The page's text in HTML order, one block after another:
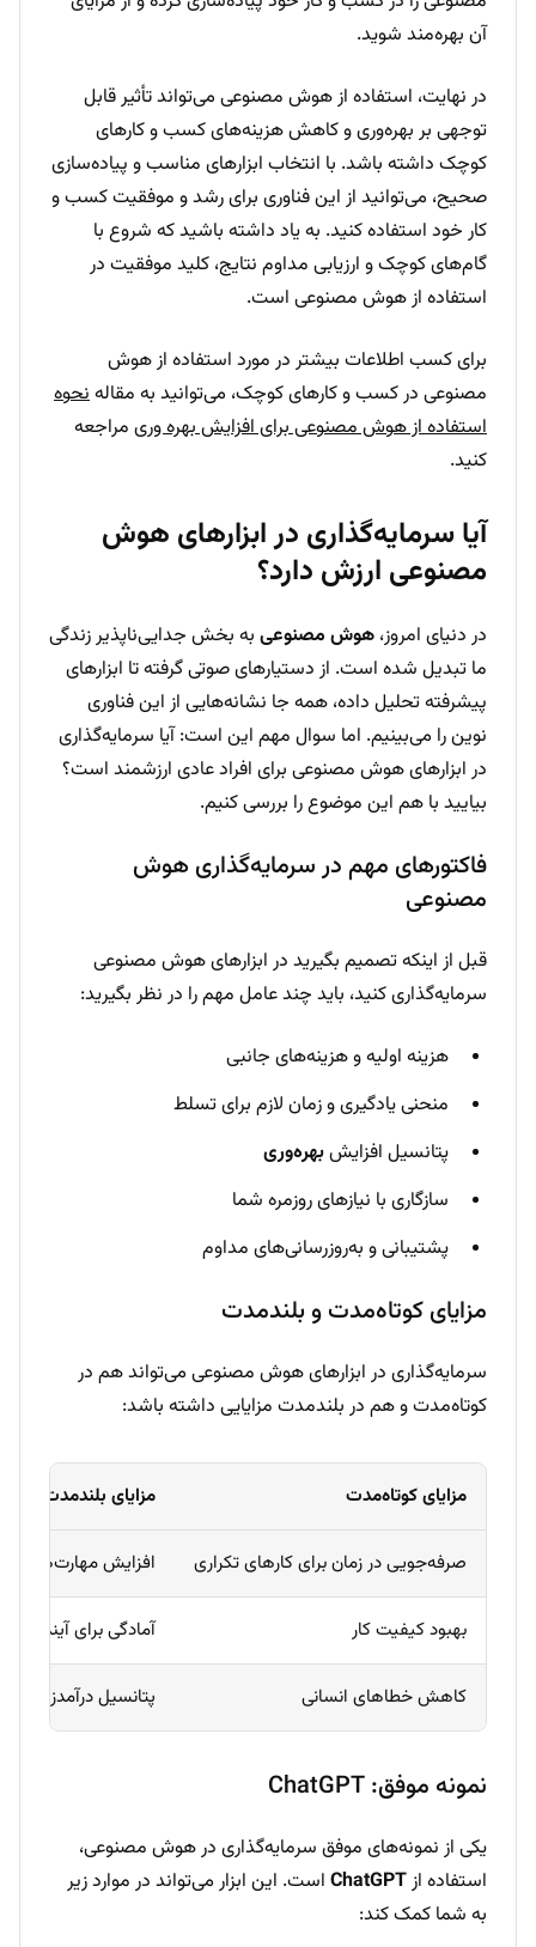
آن بهره‌مند شوید.
در نهایت، استفاده از هوش مصنوعی می‌تواند تأثیر قابل
توجهی بر بهره‌وری و کاهش هزینه‌های کسب و کارهای
کوچک داشته باشد. با انتخاب ابزارهای مناسب و پیاده‌سازی
صحیح، می‌توانید از این فناوری برای رشد و موفقیت کسب و
کار خود استفاده کنید. به یاد داشته باشید که شروع با
گام‌های کوچک و ارزیابی مداوم نتایج، کلید موفقیت در
استفاده از هوش مصنوعی است.
برای کسب اطلاعات بیشتر در مورد استفاده از هوش
مصنوعی در کسب و کارهای کوچک، می‌توانید به مقالهنحوه
استفاده از هوش مصنوعی برای افزایش بهره وری مراجعه
کنید.
آیا سرمایه‌گذاری در ابزارهای هوش
مصنوعی ارزش دارد؟
در دنیای امروز، هوش مصنوعی به بخش جدایی‌ناپذیر زندگی
ما تبدیل شده است. از دستیارهای صوتی گرفته تا ابزارهای
پیشرفته تحلیل داده، همه جا نشانه‌هایی از این فناوری
نوین را می‌بینیم. اما سوال مهم این است: آیا سرمایه‌گذاری
در ابزارهای هوش مصنوعی برای افراد عادی ارزشمند است؟
بیایید با هم این موضوع را بررسی کنیم.
فاکتورهای مهم در سرمایه‌گذاری هوش
مصنوعی
قبل از اینکه تصمیم بگیرید در ابزارهای هوش مصنوعی
سرمایه‌گذاری کنید، باید چند عامل مهم را در نظر بگیرید:
هزینه اولیه و هزینه‌های جانبی
منحنی یادگیری و زمان لازم برای تسلط
پتانسیل افزایشبهره‌وری
سازگاری با نیازهای روزمره شما
پشتیبانی و به‌روزرسانی‌های مداوم
مزایای کوتاه‌مدت و بلندمدت
سرمایه‌گذاری در ابزارهای هوش مصنوعی می‌تواند هم در
کوتاه‌مدت و هم در بلندمدت مزایایی داشته باشد:
مزایای کوتاه‌مدت مزایای بلندمدت
صرفه‌جویی در زمان برای کارهای تکراری افزایش مهارت‌های
بهبود کیفیت کار آمادگی برای آینده بازار
کاهش خطاهای انسانی پتانسیل درآمدزایی
نمونه موفق: ChatGPT
یکی از نمونه‌های موفق سرمایه‌گذاری در هوش مصنوعی،
استفاده ازChatGPT است. این ابزار می‌تواند در موارد زیر
به شما کمک کند: